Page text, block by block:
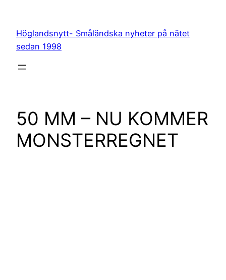
innehåll
Höglandsnytt- Småländska nyheter på nätet
sedan 1998
50 MM – NU KOMMER
MONSTERREGNET